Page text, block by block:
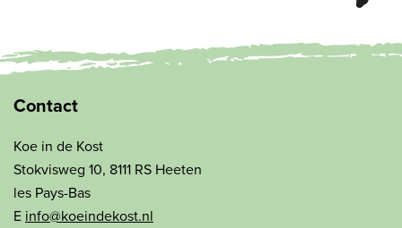
Contact
Koe in de Kost
Stokvisweg 10, 8111 RS Heeten
les Pays-Bas
E info@koeindekost.nl